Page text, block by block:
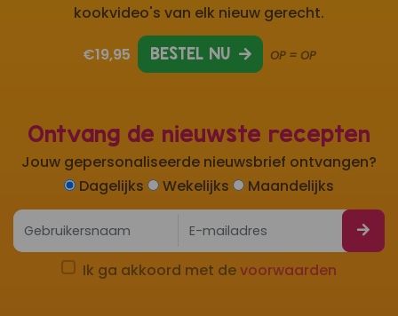
Ontvang de nieuwste recepten
Jouw gepersonaliseerde nieuwsbrief ontvangen?
Dagelijks
Wekelijks Maandelijks
Ik ga akkoord met devoorwaarden
kookvideo's van elk nieuw gerecht.
€19,95 BESTEL NU OP = OP